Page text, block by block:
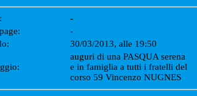
-
-
30/03/2013, alle 19:50
auguri di una PASQUA serena
e in famiglia a tutti i fratelli del
corso 59 Vincenzo NUGNES